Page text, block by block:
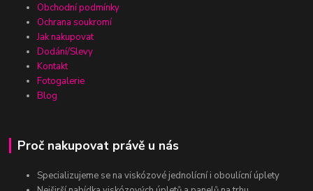
Obchodní podmínky
Ochrana soukromí
Jak nakupovat
Dodání/Slevy
Kontakt
Fotogalerie
Blog
Proč nakupovat právě u nás
Specializujeme se na viskózové jednolícní i oboulícní úplety